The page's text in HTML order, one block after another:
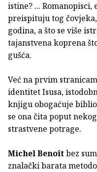
istine? ...
preispituju tog
godina, a što se više
tajanstvena koprena
gušća.
Već na prvim
identitet Isusa,
knjigu obogaćuje
se ona čita poput
strastvene potrage.
Michel Benoîtbez
znalački barata